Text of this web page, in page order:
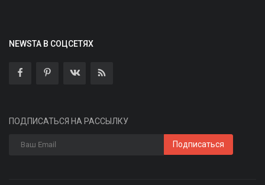
NEWSTA В СОЦСЕТЯХ
ПОДПИСАТЬСЯ НА РАССЫЛКУ
Подписаться